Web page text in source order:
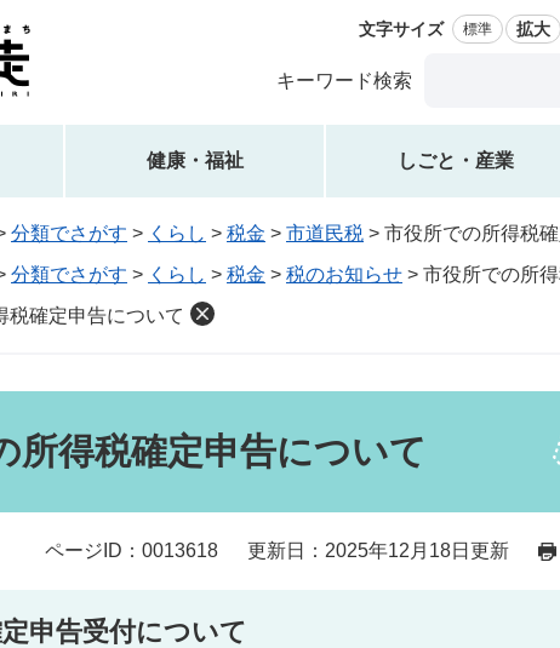
文字サイズ 標準 拡大
キーワード検索
ス
タ
索
健康・福祉 しごと・産業
分類でさがす > くらし > 税金 > 市道民税 > 市役所での所得税
分類でさがす > くらし > 税金 > 税のお知らせ > 市役所での所
税確定申告について
所得税確定申告について
ページID：0013618 更新日：2025年12月18日更新
申告受付について